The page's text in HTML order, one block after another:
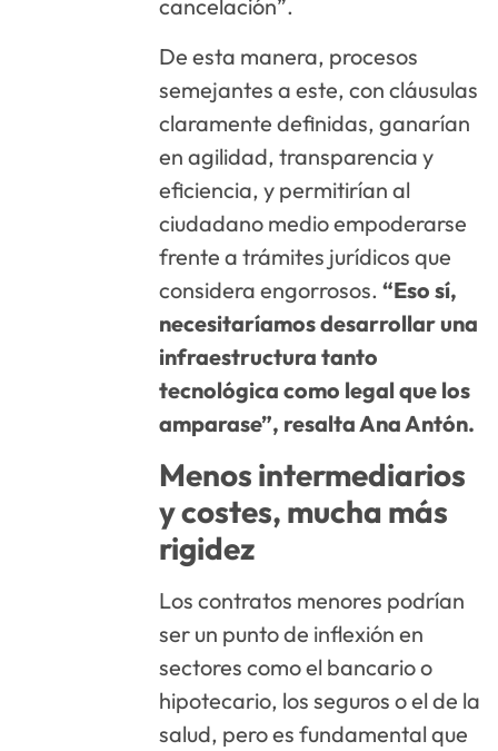
cancelación”.
De esta manera, procesos
semejantes a este, con cláusulas
claramente definidas, ganarían
en agilidad, transparencia y
eficiencia, y permitirían al
ciudadano medio empoderarse
frente a trámites jurídicos que
considera engorrosos.“Eso sí,
necesitaríamos desarrollar una
infraestructura tanto
tecnológica como legal que los
amparase”, resalta Ana Antón.
Menos intermediarios
y costes, mucha más
rigidez
Los contratos menores podrían
ser un punto de inflexión en
sectores como el bancario o
hipotecario, los seguros o el de la
salud, pero es fundamental que